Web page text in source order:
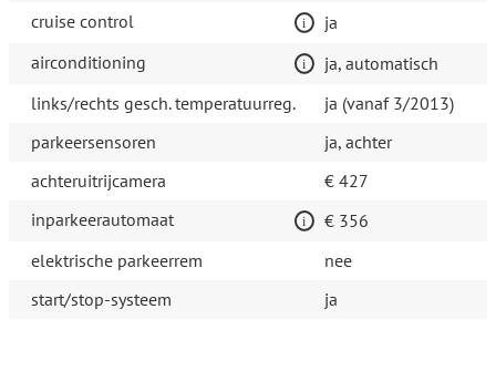
cruise control
ja
airconditioning
ja, automatisch
links/rechts gesch. temperatuurreg.
ja (vanaf 3/2013)
parkeersensoren
ja, achter
achteruitrijcamera
€ 427
inparkeerautomaat
€ 356
elektrische parkeerrem
nee
start/stop-systeem
ja